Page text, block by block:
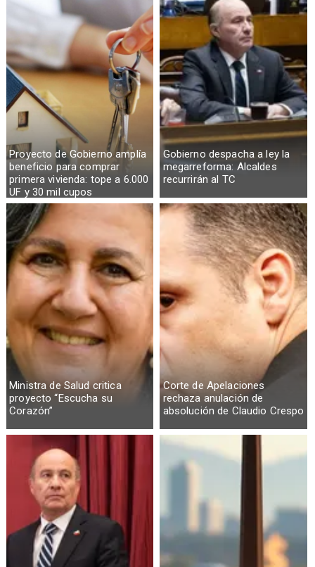
Proyecto de Gobierno amplía
beneficio para comprar
primera vivienda: tope a 6.000
UF y 30 mil cupos
Gobierno despacha a ley la
megarreforma: Alcaldes
recurrirán al TC
Ministra de Salud critica
proyecto “Escucha su
Corazón”
Corte de Apelaciones
rechaza anulación de
absolución de Claudio Crespo